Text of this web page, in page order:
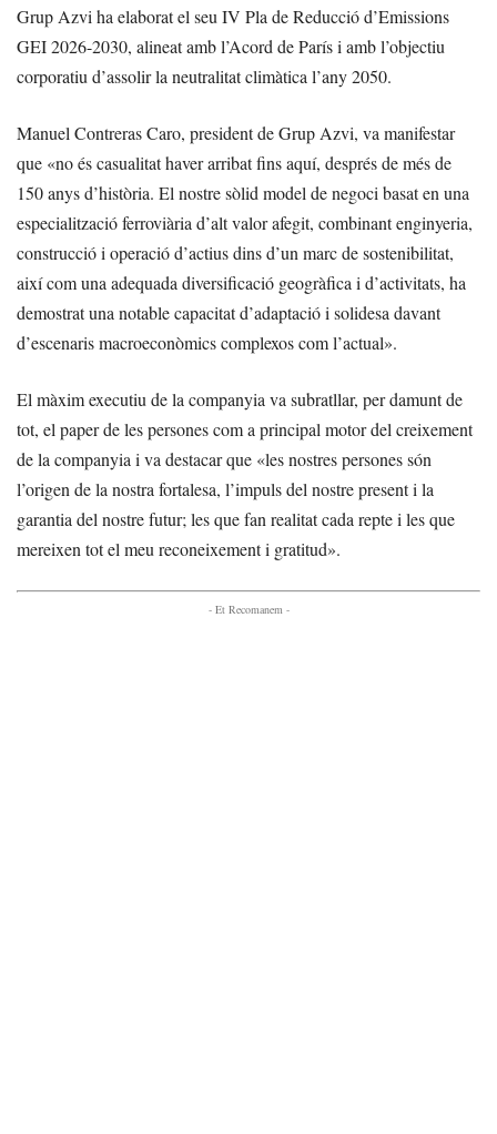
Grup Azvi ha elaborat el seu IV Pla de Reducció d’Emissions
GEI 2026-2030, alineat amb l’Acord de París i amb l’objectiu
corporatiu d’assolir la neutralitat climàtica l’any 2050.
Manuel Contreras Caro, president de Grup Azvi, va manifestar
que «no és casualitat haver arribat fins aquí, després de més de
150 anys d’història. El nostre sòlid model de negoci basat en una
especialització ferroviària d’alt valor afegit, combinant enginyeria,
construcció i operació d’actius dins d’un marc de sostenibilitat,
així com una adequada diversificació geogràfica i d’activitats, ha
demostrat una notable capacitat d’adaptació i solidesa davant
d’escenaris macroeconòmics complexos com l’actual».
El màxim executiu de la companyia va subratllar, per damunt de
tot, el paper de les persones com a principal motor del creixement
de la companyia i va destacar que «les nostres persones són
l’origen de la nostra fortalesa, l’impuls del nostre present i la
garantia del nostre futur; les que fan realitat cada repte i les que
mereixen tot el meu reconeixement i gratitud».
- Et Recomanem -